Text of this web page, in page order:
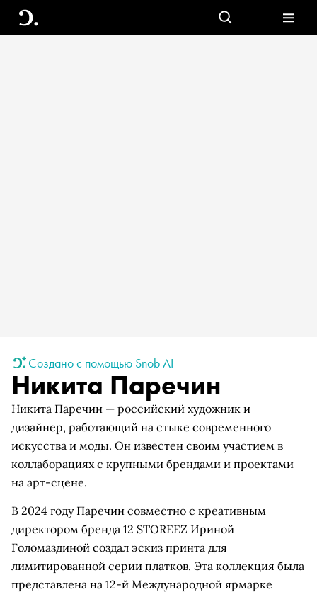
Создано с помощью Snob AI
Никита Паречин
Никита Паречин — российский художник и
дизайнер, работающий на стыке современного
искусства и моды. Он известен своим участием в
коллаборациях с крупными брендами и проектами
на арт-сцене.
В 2024 году Паречин совместно с креативным
директором бренда 12 STOREEZ Ириной
Голомаздиной создал эскиз принта для
лимитированной серии платков. Эта коллекция была
представлена на 12-й Международной ярмарке